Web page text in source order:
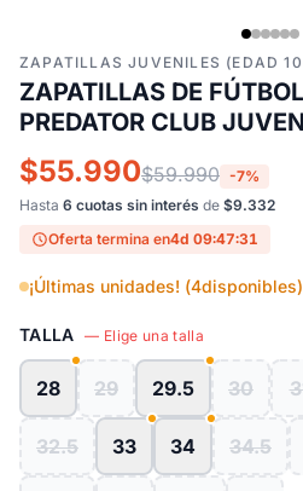
ZAPATILLAS JUVENILES (EDAD
ZAPATILLAS DE
PREDATOR CLUB
$55.990$59.990 -7%
Hasta 6 cuotas sin interés de $9.332
Oferta termina en4d 09:47:30
¡Últimas unidades! (4disponibles)
TALLA — Elige una talla
28 29 29.5 30
32.5 33 34 34.5